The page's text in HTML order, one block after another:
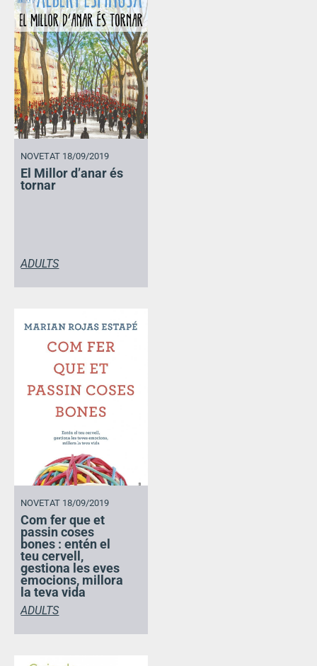
NOVETAT 18/09/2019
El Millor d’anar és
tornar
ADULTS
NOVETAT 18/09/2019
Com fer que et
passin coses
bones : entén el
teu cervell,
gestiona les eves
emocions, millora
la teva vida
ADULTS